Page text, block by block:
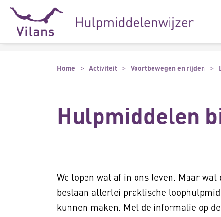
Naar hoofdinhoud
Naar footer
Home Activiteit Voortbewegen en rijden
Hulpmiddelen
We lopen wat af in ons leven. Maar
bestaan allerlei praktische
kunnen maken. Met de informatie op